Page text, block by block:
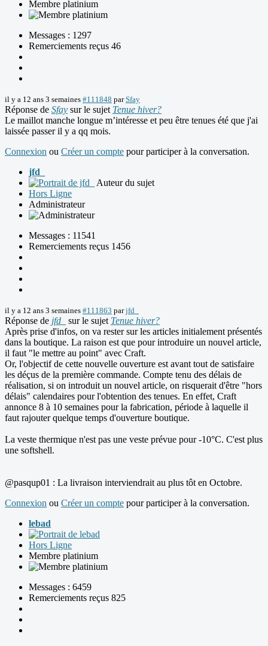
Membre platinium
Messages : 1297
Remerciements reçus 46
il y a 12 ans 3 semaines #111848 parSfay
Réponse de Sfay sur le sujet Tenue hiver?
Le maillot manche longue m’intéresse et peu être tenues été que j'ai
laissée passer il y a qq mois.
Connexion ou Créer un compte pour participer à la conversation.
jfd_
Auteur du sujet
Hors Ligne
Administrateur
Messages : 11541
Remerciements reçus 1456
il y a 12 ans 3 semaines #111863 parjfd_
Réponse de jfd_ sur le sujet Tenue hiver?
Après prise d'infos, on va rester sur les articles initialement présentés
dans la boutique. La raison est que pour introduire un nouvel article,
il faut "le mettre au point" avec Craft.
Or, l'objectif de cette nouvelle ouverture est avant tout de satisfaire
les déçus de la première commande. Compte tenu des délais de
réalisation, si on introduit un nouvel article, on risquerait d'être "hors
délais" calendaires pour l'obtention des tenues. En effet, Craft
annonce 8 à 10 semaines pour la fabrication, période à laquelle il
faut rajouter quelque temps d'ouverture boutique.
La veste thermique n'est pas une veste prévue pour -10°C. C'est plus
une softshell.
@pasqup01 : La livraison interviendrait au plus tôt en Octobre.
Connexion ou Créer un compte pour participer à la conversation.
lebad
Hors Ligne
Membre platinium
Messages : 6459
Remerciements reçus 825